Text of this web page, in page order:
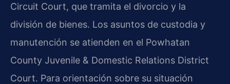
Circuit Court, que tramita el divorcio y la
división de bienes. Los asuntos de custodia y
manutención se atienden en el Powhatan
County Juvenile & Domestic Relations District
Court. Para orientación sobre su situación